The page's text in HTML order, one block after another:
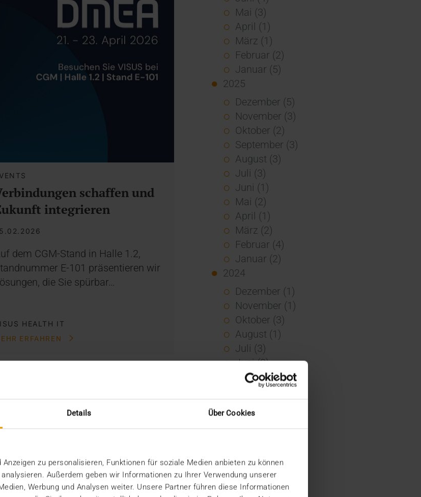
Details Über Cookies
zu personalisieren, Funktionen für soziale Medien anbieten zu können
Außerdem geben wir Informationen zu Ihrer Verwendung unserer
Werbung und Analysen weiter. Unsere Partner führen diese Informationen
schaffen und
integrieren
dem CGM-Stand in Halle 1.2,
E-101 präsentieren wir
die Sie spürbar…
HEALTH IT
ERFAHREN
Mai (3)
April (1)
März (1)
Februar (2)
Januar (5)
2025
Dezember (5)
November (3)
Oktober (2)
September (3)
August (3)
Juli (3)
Juni (1)
Mai (2)
April (1)
März (2)
Februar (4)
Januar (2)
2024
Dezember (1)
November (1)
Oktober (3)
August (1)
Juli (3)
Juni (3)
Mai (7)
April (4)
Februar (3)
Dezember (5)
November (6)